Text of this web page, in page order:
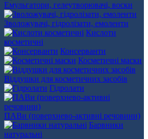
Емульгатори, гелеутворювачі, воски
Зволожувачі, гідролізати, емоленти
Кислоти
косметичні
Консерванти
Косметичні маски
Віддушки для косметичних засобів
Гідролати
ПАВи (поверхнево-активні речовини)
Барвники
натуральні